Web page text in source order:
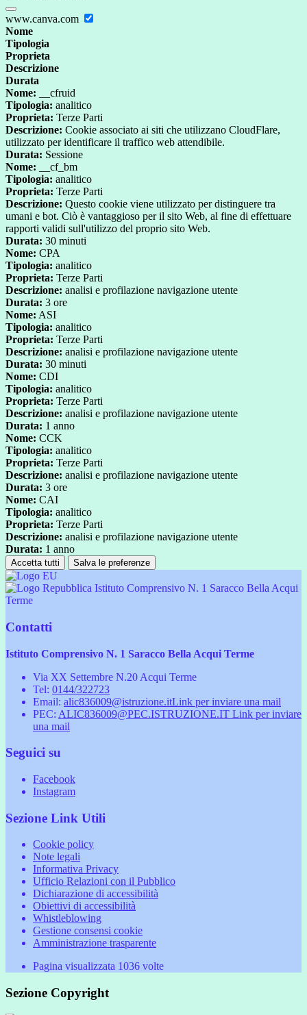
www.canva.com
Nome
Tipologia
Proprieta
Descrizione
Durata
Nome: __cfruid
Tipologia: analitico
Proprieta: Terze Parti
Descrizione: Cookie associato ai siti che utilizzano CloudFlare,
utilizzato per identificare il traffico web attendibile.
Durata: Sessione
Nome: __cf_bm
Tipologia: analitico
Proprieta: Terze Parti
Descrizione: Questo cookie viene utilizzato per distinguere tra
umani e bot. Ciò è vantaggioso per il sito Web, al fine di effettuare
rapporti validi sull'utilizzo del proprio sito Web.
Durata: 30 minuti
Nome: CPA
Tipologia: analitico
Proprieta: Terze Parti
Descrizione: analisi e profilazione navigazione utente
Durata: 3 ore
Nome: ASI
Tipologia: analitico
Proprieta: Terze Parti
Descrizione: analisi e profilazione navigazione utente
Durata: 30 minuti
Nome: CDI
Tipologia: analitico
Proprieta: Terze Parti
Descrizione: analisi e profilazione navigazione utente
Durata: 1 anno
Nome: CCK
Tipologia: analitico
Proprieta: Terze Parti
Descrizione: analisi e profilazione navigazione utente
Durata: 3 ore
Nome: CAI
Tipologia: analitico
Proprieta: Terze Parti
Descrizione: analisi e profilazione navigazione utente
Durata: 1 anno
Accetta tutti Salva le preferenze
Istituto Comprensivo N. 1 Saracco Bella Acqui
Terme
Contatti
Istituto Comprensivo N. 1 Saracco Bella Acqui Terme
Via XX Settembre N.20 Acqui Terme
Tel: 0144/322723
Email: alic836009@istruzione.itLink per inviare una mail
PEC: ALIC836009@PEC.ISTRUZIONE.IT Link per inviare
una mail
Seguici su
Facebook
Instagram
Sezione Link Utili
Cookie policy
Note legali
Informativa Privacy
Ufficio Relazioni con il Pubblico
Dichiarazione di accessibilità
Obiettivi di accessibilità
Whistleblowing
Gestione consensi cookie
Amministrazione trasparente
Pagina visualizzata 1036 volte
Sezione Copyright